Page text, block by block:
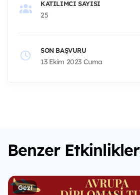
KATILIMCI SAYISI
25
SON BAŞVURU
13 Ekim 2023 Cuma
Benzer Etkinlikler
Gezi